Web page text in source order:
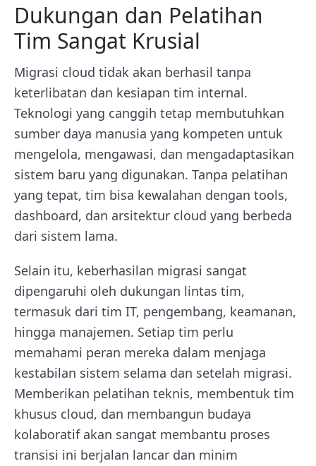
Dukungan dan Pelatihan
Tim Sangat Krusial
Migrasi cloud tidak akan berhasil tanpa
keterlibatan dan kesiapan tim internal.
Teknologi yang canggih tetap membutuhkan
sumber daya manusia yang kompeten untuk
mengelola, mengawasi, dan mengadaptasikan
sistem baru yang digunakan. Tanpa pelatihan
yang tepat, tim bisa kewalahan dengan tools,
dashboard, dan arsitektur cloud yang berbeda
dari sistem lama.
Selain itu, keberhasilan migrasi sangat
dipengaruhi oleh dukungan lintas tim,
termasuk dari tim IT, pengembang, keamanan,
hingga manajemen. Setiap tim perlu
memahami peran mereka dalam menjaga
kestabilan sistem selama dan setelah migrasi.
Memberikan pelatihan teknis, membentuk tim
khusus cloud, dan membangun budaya
kolaboratif akan sangat membantu proses
transisi ini berjalan lancar dan minim